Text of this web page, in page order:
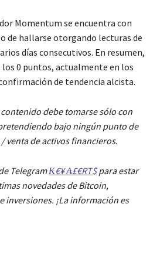
Momentum se encuentra con
de hallarse otorgando lecturas de
días consecutivos. En resumen,
los 0 puntos, actualmente en los
de tendencia alcista.
debe tomarse sólo con
bajo ningún punto de
venta de activos financieros.
Telegram₭€¥ ₳£€RT$para estar
novedades de Bitcoin,
inversiones. ¡La información es